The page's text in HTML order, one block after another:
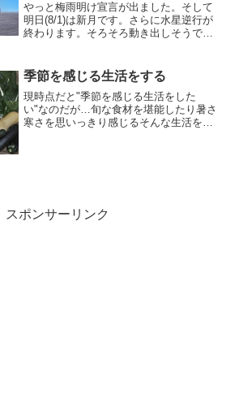
やっと梅雨明け宣言が出ました。そして
明日(8/1)は新月です。さらに水星逆行が
終わります。そろそろ動き出しそうです
す。急に暑くなりましたからね。何とな
く立秋を境にするよう...
季節を感じる生活をする
現時点だと"季節を感じる生活をした
い"なのだが…旬な食材を堪能したり暑さ
寒さを思いっきり感じるそんな生活をし
スポンサーリンク